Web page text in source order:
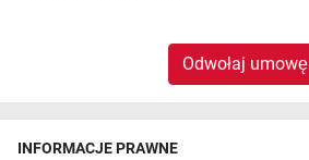
Odwołaj umowę
INFORMACJE PRAWNE